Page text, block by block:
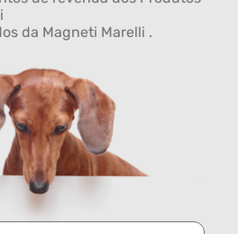
da Magneti Marelli .